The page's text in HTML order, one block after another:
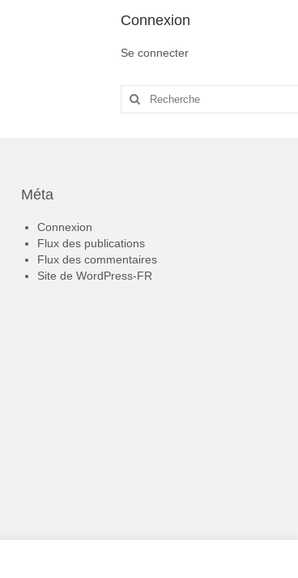
Connexion
Se connecter
Rechercher
Méta
Connexion
Flux des publications
Flux des commentaires
Site de WordPress-FR